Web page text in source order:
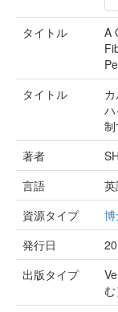
タイトル
A
タイトル
制
著者
言語
資源タイプ
発行日
出版タイプ
む